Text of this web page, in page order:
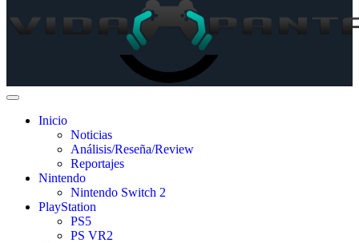
Inicio
Noticias
Análisis/Reseña/Review
Reportajes
Nintendo
Nintendo Switch 2
PlayStation
PS5
PS VR2